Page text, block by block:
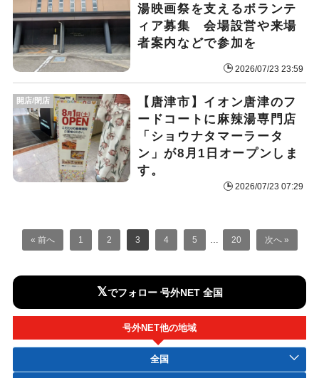
湯映画祭を支えるボランテ
ィア募集 会場設営や来場
者案内などで参加を
2026/07/23 23:59
開店/閉店
【唐津市】イオン唐津のフ
ードコートに麻辣湯専門店
「ショウナタマーラータ
ン」が8月1日オープンしま
す。
2026/07/23 07:29
« 前へ 1 2 3 4 5 … 20 次へ »
𝕏でフォロー 号外NET 全国
号外NET他の地域
全国